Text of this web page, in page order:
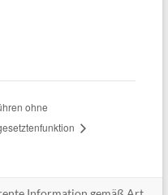
ohne